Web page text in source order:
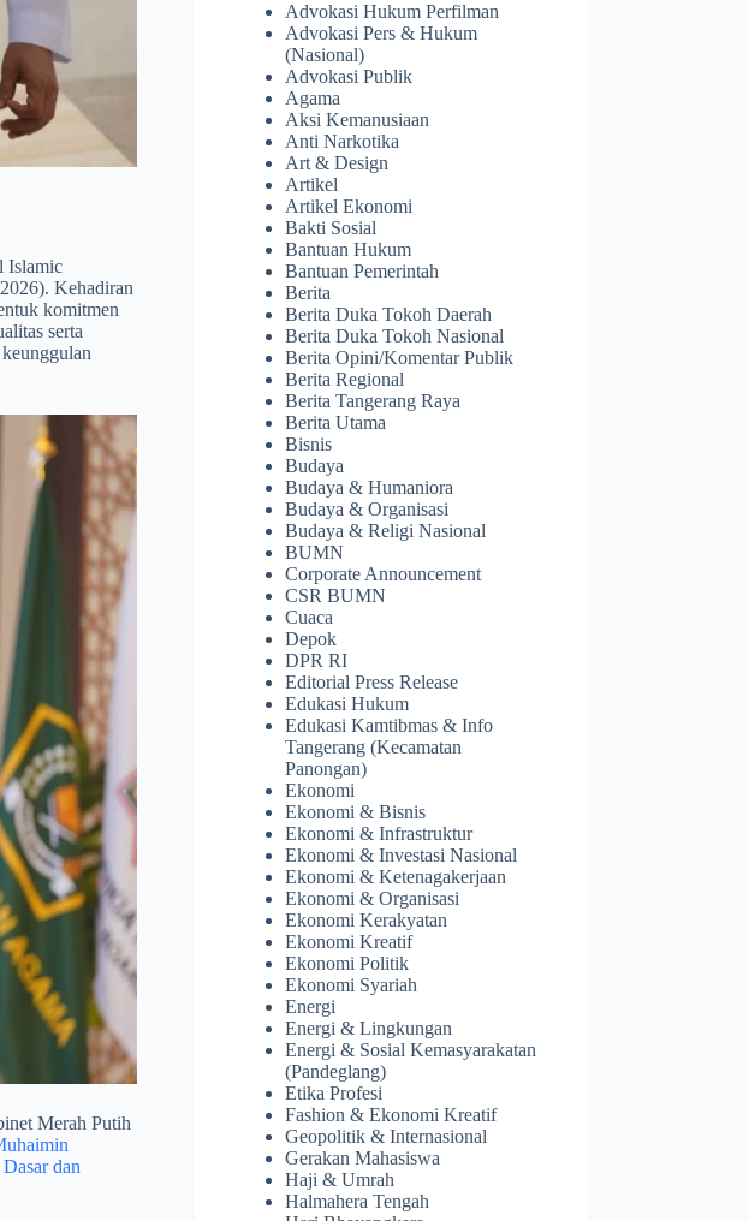
Islamic
Kehadiran
komitmen
serta
Merah Putih
dan
Advokasi Hukum Perfilman
Advokasi Pers & Hukum
(Nasional)
Advokasi Publik
Agama
Aksi Kemanusiaan
Anti Narkotika
Art & Design
Artikel
Artikel Ekonomi
Bakti Sosial
Bantuan Hukum
Bantuan Pemerintah
Berita
Berita Duka Tokoh Daerah
Berita Duka Tokoh Nasional
Berita Opini/Komentar Publik
Berita Regional
Berita Tangerang Raya
Berita Utama
Bisnis
Budaya
Budaya & Humaniora
Budaya & Organisasi
Budaya & Religi Nasional
BUMN
Corporate Announcement
CSR BUMN
Cuaca
Depok
DPR RI
Editorial Press Release
Edukasi Hukum
Edukasi Kamtibmas & Info
Tangerang (Kecamatan
Panongan)
Ekonomi
Ekonomi & Bisnis
Ekonomi & Infrastruktur
Ekonomi & Investasi Nasional
Ekonomi & Ketenagakerjaan
Ekonomi & Organisasi
Ekonomi Kerakyatan
Ekonomi Kreatif
Ekonomi Politik
Ekonomi Syariah
Energi
Energi & Lingkungan
Energi & Sosial Kemasyarakatan
(Pandeglang)
Etika Profesi
Fashion & Ekonomi Kreatif
Geopolitik & Internasional
Gerakan Mahasiswa
Haji & Umrah
Halmahera Tengah